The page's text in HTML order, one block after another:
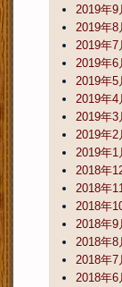
2019年9
2019年8
2019年7
2019年6
2019年5
2019年4
2019年3
2019年2
2019年1
2018年
2018年
2018年
2018年9
2018年8
2018年7
2018年6